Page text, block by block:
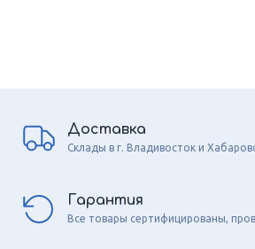
Доставка
Склады в г. Владивосток и
Гарантия
Все товары сертифицированы,